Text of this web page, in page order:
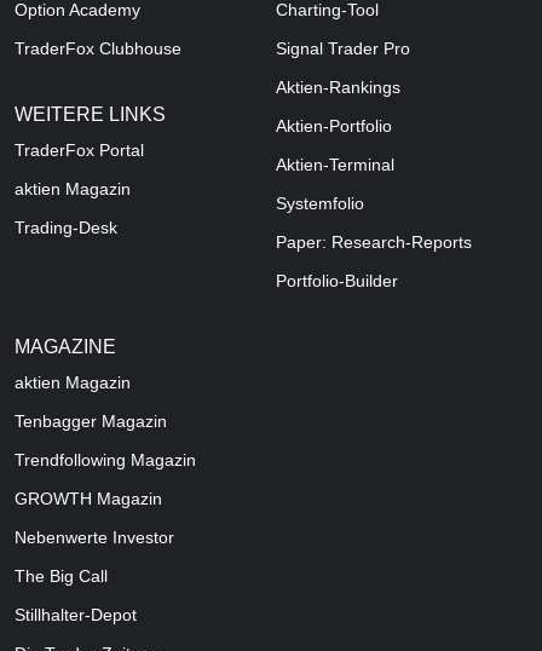
Option Academy
TraderFox Clubhouse
WEITERE LINKS
TraderFox Portal
aktien Magazin
Trading-Desk
Charting-Tool
Signal Trader Pro
Aktien-Rankings
Aktien-Portfolio
Aktien-Terminal
Systemfolio
Paper: Research-Reports
Portfolio-Builder
MAGAZINE
aktien Magazin
Tenbagger Magazin
Trendfollowing Magazin
GROWTH Magazin
Nebenwerte Investor
The Big Call
Stillhalter-Depot